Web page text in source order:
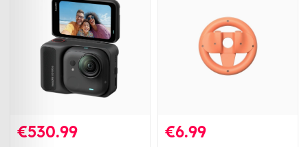
€530.99 €6.99